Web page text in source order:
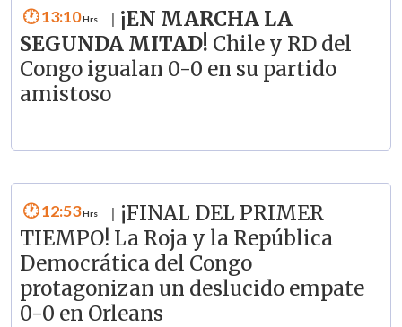
13:10
¡EN MARCHA LA
SEGUNDA MITAD! Chile y RD del
Congo igualan 0-0 en su partido
amistoso
12:53
¡FINAL DEL PRIMER
TIEMPO! La Roja y la República
Democrática del Congo
protagonizan un deslucido empate
0-0 en Orleans